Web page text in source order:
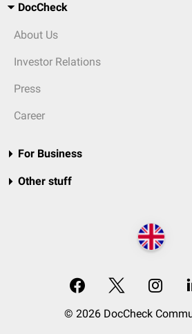
DocCheck
About Us
Investor Relations
Press
Career
For Business
Other stuff
© 2026 DocCheck